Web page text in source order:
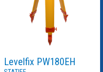
Levelfix PW180EH